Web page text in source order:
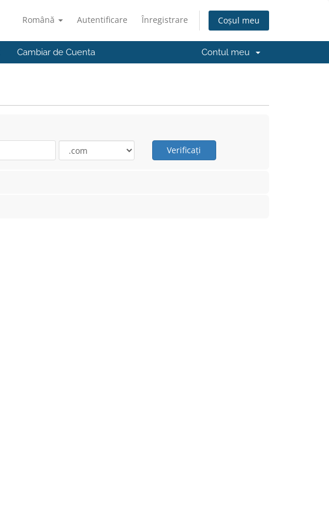
Română Autentificare Înregistrare Coșul meu
Cambiar de Cuenta Contul meu
Verificați